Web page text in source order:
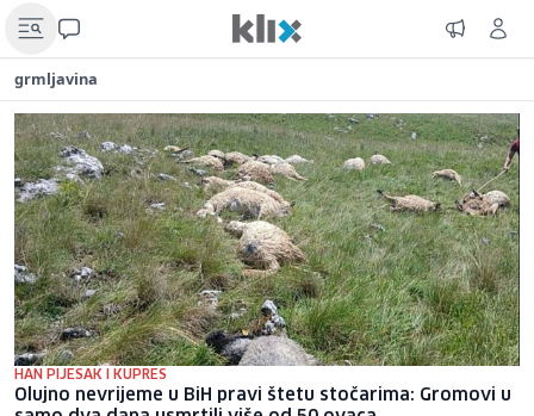
grmljavina
HAN PIJESAK I KUPRES
Olujno nevrijeme u BiH pravi štetu stočarima: Gromovi u